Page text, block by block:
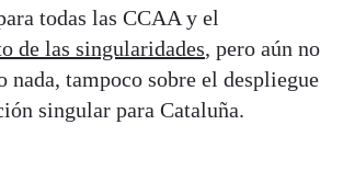
todas las CCAA y el
de las singularidades, pero aún no
nada, tampoco sobre el despliegue
singular para Cataluña.